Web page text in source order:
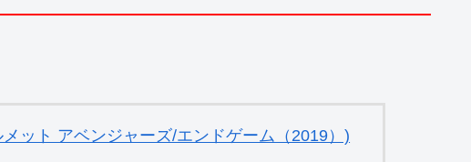
ット アベンジャーズ/エンドゲーム（2019）)